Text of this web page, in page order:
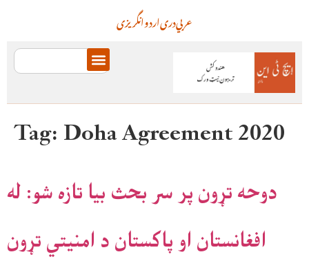
انگریزیاردودریعربي
Tag:Doha Agreement 2020
دوحه تړون پر سر بحث بيا تازه شو: له
افغانستان او پاکستان د امنيتي تړون